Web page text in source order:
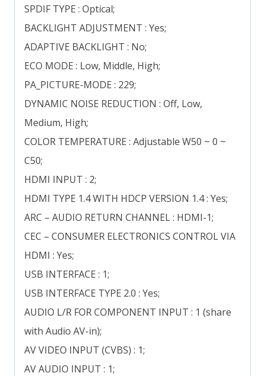
SPDIF TYPE : Optical;
BACKLIGHT ADJUSTMENT : Yes;
ADAPTIVE BACKLIGHT : No;
ECO MODE : Low, Middle, High;
PA_PICTURE-MODE : 229;
DYNAMIC NOISE REDUCTION : Off, Low,
Medium, High;
COLOR TEMPERATURE : Adjustable W50 ~ 0 ~
C50;
HDMI INPUT : 2;
HDMI TYPE 1.4 WITH HDCP VERSION 1.4 : Yes;
ARC – AUDIO RETURN CHANNEL : HDMI-1;
CEC – CONSUMER ELECTRONICS CONTROL VIA
HDMI : Yes;
USB INTERFACE : 1;
USB INTERFACE TYPE 2.0 : Yes;
AUDIO L/R FOR COMPONENT INPUT : 1 (share
with Audio AV-in);
AV VIDEO INPUT (CVBS) : 1;
AV AUDIO INPUT : 1;